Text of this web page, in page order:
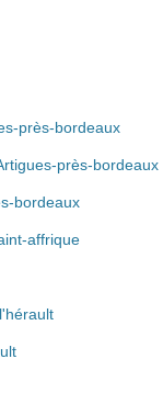
près-bordeaux
près-bordeaux
bordeaux
affrique